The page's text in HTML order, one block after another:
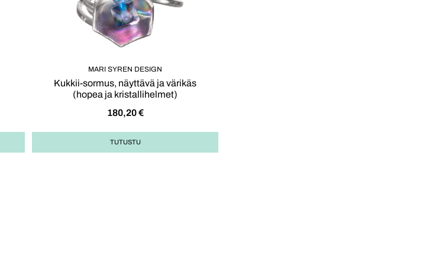
MARI SYREN DESIGN
Kukkii-sormus, näyttävä ja värikäs
(hopea ja kristallihelmet)
180,20€
TUTUSTU